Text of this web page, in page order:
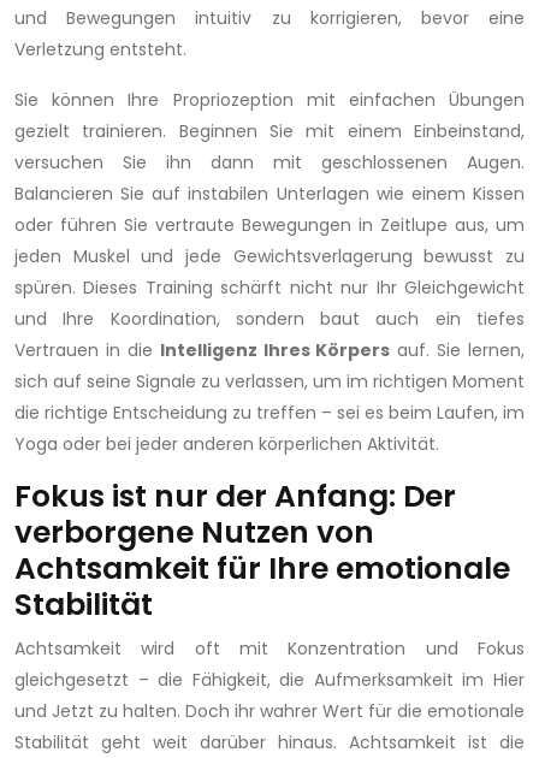
und Bewegungen intuitiv zu korrigieren, bevor eine
Verletzung entsteht.
Sie können Ihre Propriozeption mit einfachen Übungen
gezielt trainieren. Beginnen Sie mit einem Einbeinstand,
versuchen Sie ihn dann mit geschlossenen Augen.
Balancieren Sie auf instabilen Unterlagen wie einem Kissen
oder führen Sie vertraute Bewegungen in Zeitlupe aus, um
jeden Muskel und jede Gewichtsverlagerung bewusst zu
spüren. Dieses Training schärft nicht nur Ihr Gleichgewicht
und Ihre Koordination, sondern baut auch ein tiefes
Vertrauen in die Intelligenz Ihres Körpers auf. Sie lernen,
sich auf seine Signale zu verlassen, um im richtigen Moment
die richtige Entscheidung zu treffen – sei es beim Laufen, im
Yoga oder bei jeder anderen körperlichen Aktivität.
Fokus ist nur der Anfang: Der
verborgene Nutzen von
Achtsamkeit für Ihre emotionale
Stabilität
Achtsamkeit wird oft mit Konzentration und Fokus
gleichgesetzt – die Fähigkeit, die Aufmerksamkeit im Hier
und Jetzt zu halten. Doch ihr wahrer Wert für die emotionale
Stabilität geht weit darüber hinaus. Achtsamkeit ist die